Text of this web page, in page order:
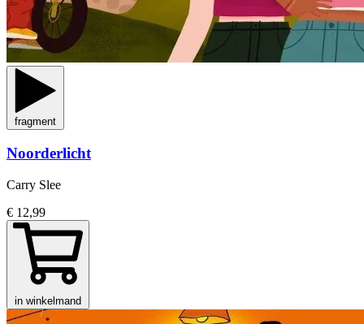
fragment
Noorderlicht
Carry Slee
€ 12,99
in winkelmand